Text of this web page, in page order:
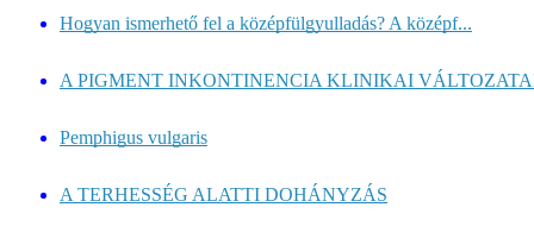
Hogyan ismerhető fel a középfülgyulladás? A középf...
A PIGMENT INKONTINENCIA KLINIKAI
Pemphigus vulgaris
A TERHESSÉG ALATTI DOHÁNYZÁS